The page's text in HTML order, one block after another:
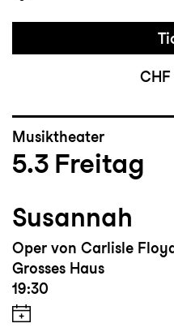
Musiktheater
5.3 Freitag
Susannah
Oper von Carlisle Floyd
Grosses Haus
19:30